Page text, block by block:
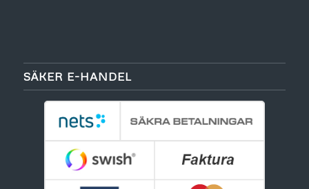
SÄKER E-HANDEL